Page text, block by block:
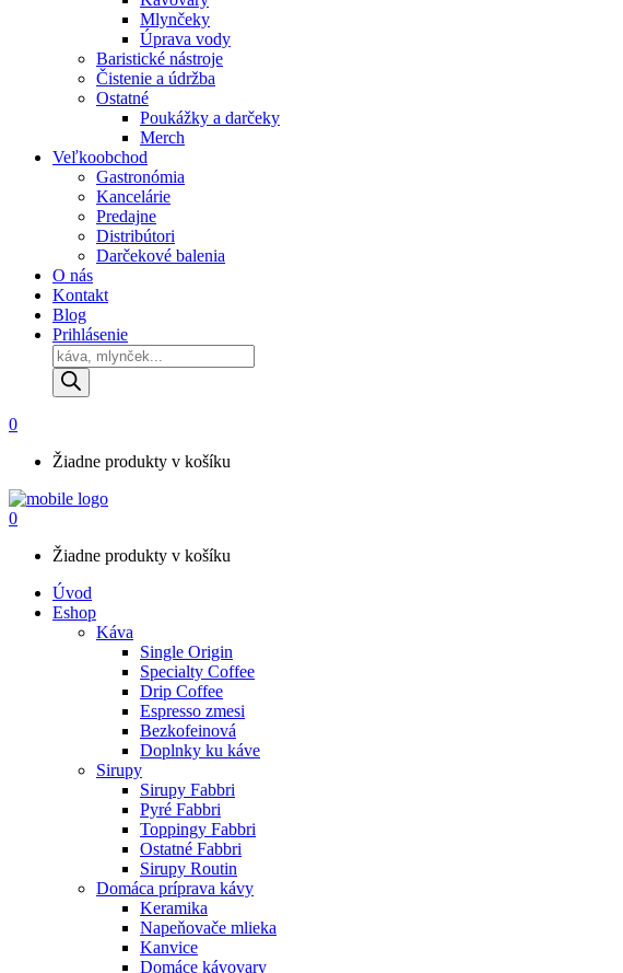
Mlynčeky
Úprava vody
Baristické nástroje
Čistenie a údržba
Ostatné
Poukážky a darčeky
Merch
Veľkoobchod
Gastronómia
Kancelárie
Predajne
Distribútori
Darčekové balenia
O nás
Kontakt
Blog
Prihlásenie
Products
search
0
Žiadne produkty v košíku
0
Žiadne produkty v košíku
Úvod
Eshop
Káva
Single Origin
Specialty Coffee
Drip Coffee
Espresso zmesi
Bezkofeinová
Doplnky ku káve
Sirupy
Sirupy Fabbri
Pyré Fabbri
Toppingy Fabbri
Ostatné Fabbri
Sirupy Routin
Domáca príprava kávy
Keramika
Napeňovače mlieka
Kanvice
Domáce kávovary